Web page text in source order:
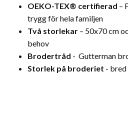
OEKO-TEX® certifierad –
trygg för hela familjen
Två storlekar – 50x70 cm
behov
Brodertråd - Gutterman
Storlek på broderiet - bred